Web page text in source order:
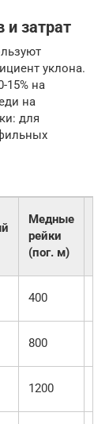
и затрат
уклона.
15% на
на
для
Медные
рейки
(пог. м)
400
800
1200